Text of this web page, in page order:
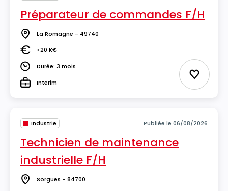
Préparateur de commandes F/H
Lieu La Romagne - 49740
Salaire<20 K€
DuréeDurée: 3 mois
TypeInterim Ajouter
Industrie Publiée le 06/08/2026
Technicien de maintenance
industrielle F/H
Lieu Sorgues - 84700